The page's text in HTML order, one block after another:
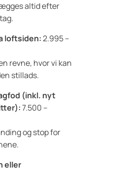
altid efter
loftsiden:2.995 –
revne, hvor vi kan
stillads.
(inkl. nyt
7.500 –
og stop for
eller